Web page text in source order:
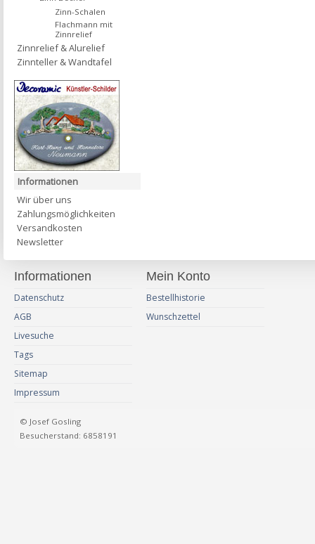
Zinn-Schalen
Flachmann mit
Zinnrelief
Zinnrelief & Alurelief
Zinnteller & Wandtafel
Informationen
Wir über uns
Zahlungsmöglichkeiten
Versandkosten
Newsletter
Informationen
Datenschutz
AGB
Livesuche
Tags
Sitemap
Impressum
Mein Konto
Bestellhistorie
Wunschzettel
© Josef Gosling
Besucherstand: 6858191